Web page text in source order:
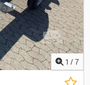
1 / 7